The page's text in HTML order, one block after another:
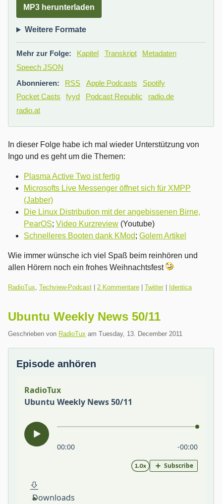
MP3 herunterladen
Weitere Formate
Mehr zur Folge: Kapitel Transkript
Metadaten
Speech JSON
Abonnieren:
RSS Apple Podcasts
Spotify
Pocket Casts
fyyd Podcast Republic
radio.de
radio.at
In dieser Folge habe ich mal wieder Unterstützung von
Ingo und es geht um die Themen:
Plasma Active Two ist fertig
Microsofts Live Messenger öffnet sich für XMPP
(Jabber)
Die Linux Distribution mit der angebissenen Birne,
PearOS; Video Kurzreview (Youtube)
Schnelleres Booten dank KMod; Golem Artikel
Wie immer wünsche ich viel Spaß beim reinhören und
allen Hörern noch ein frohes Weihnachtsfest
Kategorien:
RadioTux Techview-Podcast 2 Kommentare Twitter| Identica
Ubuntu Weekly News 50/11
Geschrieben von RadioTux am Tuesday, 13. December 2011
Episode anhören